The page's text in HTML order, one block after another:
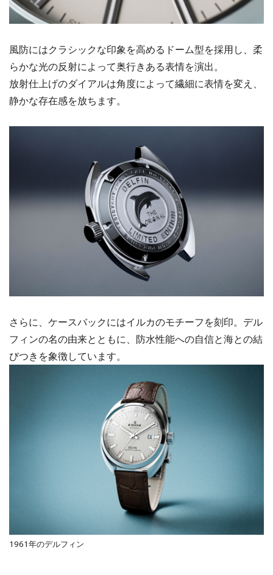
風防にはクラシックな印象を高めるドーム型を採用し、柔
らかな光の反射によって奥行きある表情を演出。
放射仕上げのダイアルは角度によって繊細に表情を変え、
静かな存在感を放ちます。
さらに、ケースバックにはイルカのモチーフを刻印。デル
フィンの名の由来とともに、防水性能への自信と海との結
びつきを象徴しています。
1961年のデルフィン